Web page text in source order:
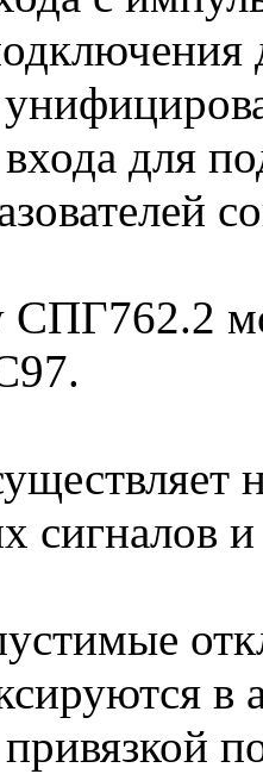
для
СПГ762.2
сигналов
в